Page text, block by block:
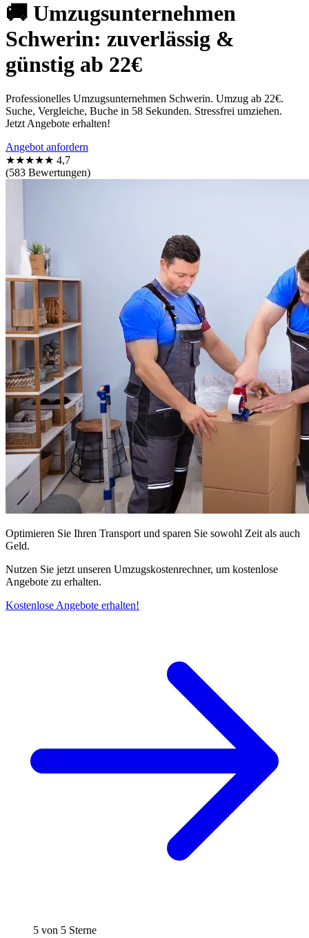
🚚 Umzugsunternehmen
Schwerin: zuverlässig &
günstig ab 22€
Professionelles Umzugsunternehmen Schwerin. Umzug ab 22€.
Suche, Vergleiche, Buche in 58 Sekunden. Stressfrei umziehen.
Jetzt Angebote erhalten!
Angebot anfordern
★★★★★ 4,7
(583 Bewertungen)
Optimieren Sie Ihren Transport und sparen Sie sowohl Zeit als auch
Geld.
Nutzen Sie jetzt unseren Umzugskostenrechner, um kostenlose
Angebote zu erhalten.
Kostenlose Angebote erhalten!
5 von 5 Sterne